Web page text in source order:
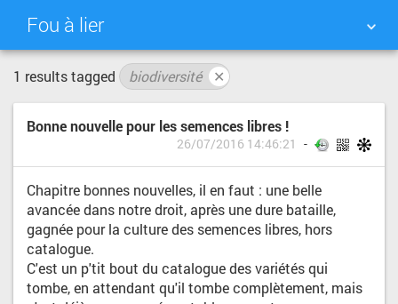
Fou à lier
NUAGE DE TAGS
QUOTIDIEN RECHERCHER
1 results tagged biodiversité ✕
Bonne nouvelle pour les semences libres !
26/07/2016 14:46:21
Chapitre bonnes nouvelles, il en faut : une belle
avancée dans notre droit, après une dure bataille,
gagnée pour la culture des semences libres, hors
catalogue.
C'est un p'tit bout du catalogue des variétés qui
tombe, en attendant qu'il tombe complètement, mais